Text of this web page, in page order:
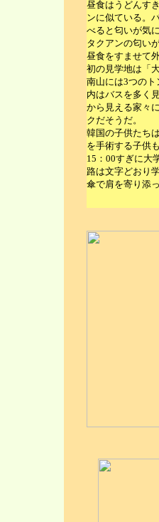
昼食はうどんす
ンに似ている。
べると匂いが気
タクアンの匂い
昼食をすませて
初の見学地は「
南山には3つの
内はバスを多く
から見える家々
クだそうだ。
韓国の子供たち
を手術する子供
15：00すぎに大
路は文字どおり
傘で肩を寄り添